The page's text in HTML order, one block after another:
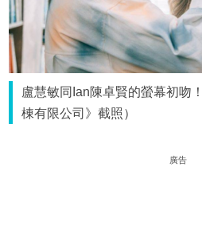
盧慧敏同Ian陳卓賢的螢幕初吻
棟有限公司》截照）
廣告